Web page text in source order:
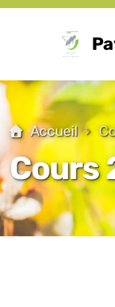
Accueil
Cours
Buts